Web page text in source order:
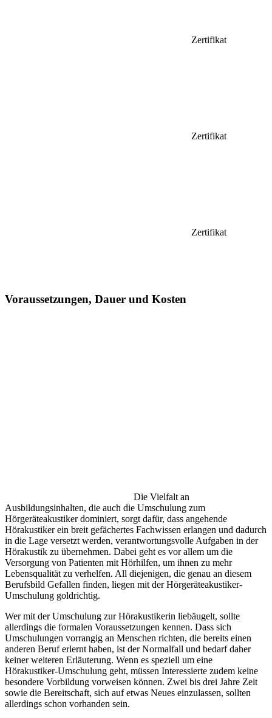
Zertifikat
Zertifikat
Zertifikat
Voraussetzungen, Dauer und Kosten
Die Vielfalt an
Ausbildungsinhalten, die auch die Umschulung zum
Hörgeräteakustiker dominiert, sorgt dafür, dass angehende
Hörakustiker ein breit gefächertes Fachwissen erlangen und dadurch
in die Lage versetzt werden, verantwortungsvolle Aufgaben in der
Hörakustik zu übernehmen. Dabei geht es vor allem um die
Versorgung von Patienten mit Hörhilfen, um ihnen zu mehr
Lebensqualität zu verhelfen. All diejenigen, die genau an diesem
Berufsbild Gefallen finden, liegen mit der Hörgeräteakustiker-
Umschulung goldrichtig.
Wer mit der Umschulung zur Hörakustikerin liebäugelt, sollte
allerdings die formalen Voraussetzungen kennen. Dass sich
Umschulungen vorrangig an Menschen richten, die bereits einen
anderen Beruf erlernt haben, ist der Normalfall und bedarf daher
keiner weiteren Erläuterung. Wenn es speziell um eine
Hörakustiker-Umschulung geht, müssen Interessierte zudem keine
besondere Vorbildung vorweisen können. Zwei bis drei Jahre Zeit
sowie die Bereitschaft, sich auf etwas Neues einzulassen, sollten
allerdings schon vorhanden sein.